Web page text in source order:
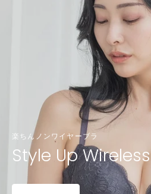
楽ちんノンワイヤーブラ
Style Up Wireless